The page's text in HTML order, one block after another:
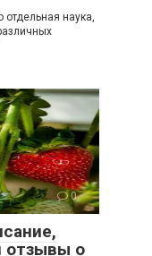
наука,
0
отзывы о